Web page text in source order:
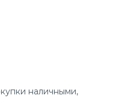
наличными,